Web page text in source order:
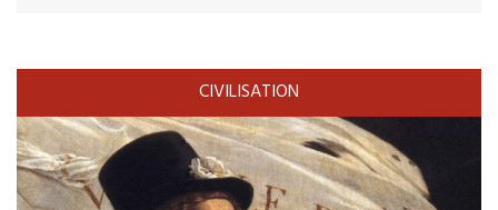
CIVILISATION